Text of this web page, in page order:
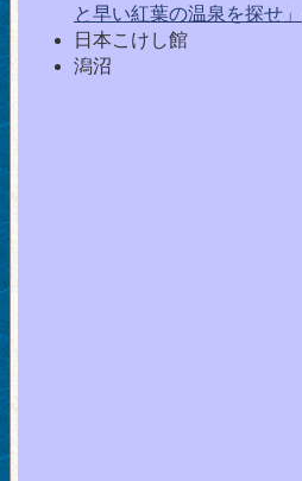
と早い紅葉の温泉を探せ」
日本こけし館
潟沼